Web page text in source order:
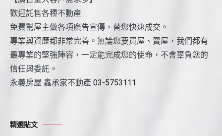
歡迎託售各種不動產
免費幫屋主做各項廣告宣傳，替您快速成交。
專業與資歷都非常完善。無論您要買屋、賣屋，我們都有
最專業的堅強陣容，一定能完成您的使命，不會辜負您的
信任與委託。
永義房屋 鑫承家不動產 03-5753111
精選貼文